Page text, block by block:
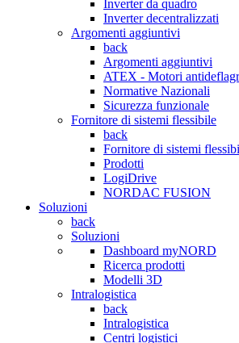
Inverter da quadro
Inverter decentralizzati
Argomenti aggiuntivi
back
Argomenti aggiuntivi
ATEX - Motori
Normative Nazionali
Sicurezza funzionale
Fornitore di sistemi flessibile
back
Fornitore di sistemi
Prodotti
LogiDrive
NORDAC FUSION
Soluzioni
back
Soluzioni
Dashboard myNORD
Ricerca prodotti
Modelli 3D
Intralogistica
back
Intralogistica
Centri logistici